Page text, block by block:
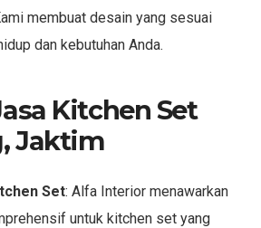
membuat desain yang sesuai
dan kebutuhan Anda.
Kitchen Set
Jaktim
Set: Alfa Interior menawarkan
untuk kitchen set yang